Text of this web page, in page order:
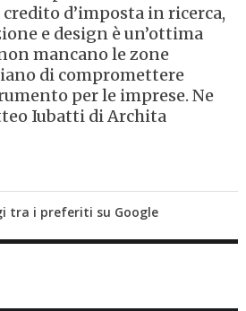
d’imposta in ricerca,
e design è un’ottima
mancano le zone
di compromettere
per le imprese. Ne
Iubatti di Archita
tra i preferiti su Google